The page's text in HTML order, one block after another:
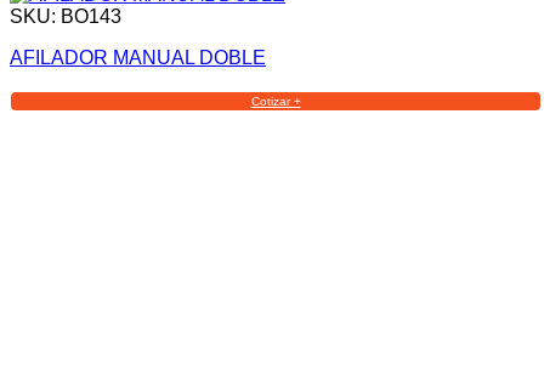
SKU: BO143
AFILADOR MANUAL DOBLE
Cotizar +